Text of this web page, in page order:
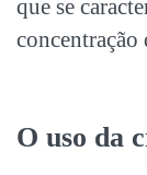
que se
concentração
O uso da